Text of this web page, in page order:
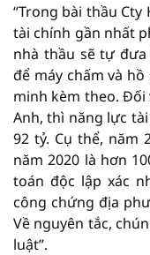
“Trong bài thầu Cty
tài chính gần nhất
nhà thầu sẽ tự
để máy chấm và
minh kèm theo. Đối
Anh, thì năng lực
92 tỷ. Cụ thể, năm
năm 2020 là hơn
toán độc lập xác
công chứng địa
Về nguyên tắc,
luật”.